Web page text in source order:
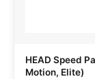
HEAD Speed
Motion, Elite)